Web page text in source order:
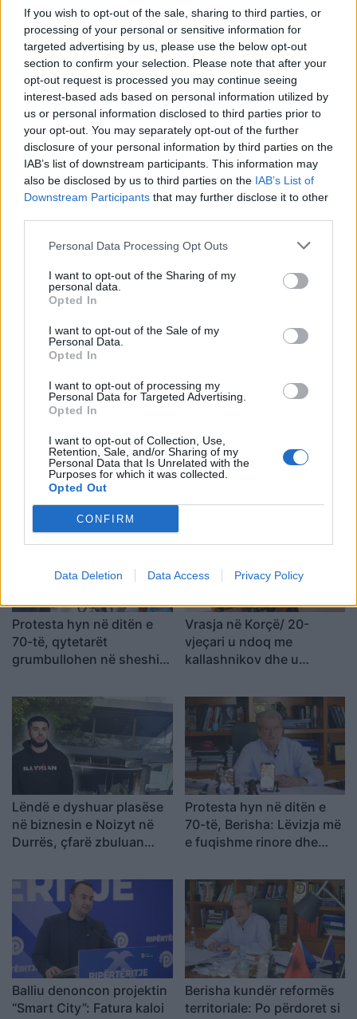
If you wish to opt-out of the sale, sharing to third parties, or
processing of your personal or sensitive information for
targeted advertising by us, please use the below opt-out
section to confirm your selection. Please note that after your
opt-out request is processed you may continue seeing
interest-based ads based on personal information utilized by
us or personal information disclosed to third parties prior to
your opt-out. You may separately opt-out of the further
disclosure of your personal information by third parties on the
IAB’s list of downstream participants. This information may
also be disclosed by us to third parties on the IAB’s List of
Downstream Participants that may further disclose it to other
Personal Data Processing Opt Outs
I want to opt-out of the Sharing of my
personal data.
Opted In
I want to opt-out of the Sale of my
Personal Data.
Opted In
I want to opt-out of processing my
Personal Data for Targeted Advertising.
Opted In
I want to opt-out of Collection, Use,
Retention, Sale, and/or Sharing of my
Personal Data that Is Unrelated with the
Purposes for which it was collected.
Opted Out
CONFIRM
Data Deletion Data Access Privacy Policy
pastrimin e 31 milionë
dollarëve, ky është
shqiptari që drejton
trafikun e drogës
Kolumbi-Ekuador-BE
(EMRI)
më
Tags:
dritan gjika
Protesta hyn në ditën e
70-të, qytetarët
grumbullohen në sheshin
dorëheqjen!
Vrasja në Korçë/ 20-
vjeçari u ndoq me
kallashnikov dhe u
autori i dyshuar dhe
viktima ishin rritur bashkë
Lëndë e dyshuar plasëse
në biznesin e Noizyt në
Durrës, çfarë zbuluan
Protesta hyn në ditën e
70-të, Berisha: Lëvizja më
e fuqishme rinore dhe
Balliu denoncon projektin
“Smart City”: Fatura kaloi
Berisha kundër reformës
territoriale: Po përdoret si